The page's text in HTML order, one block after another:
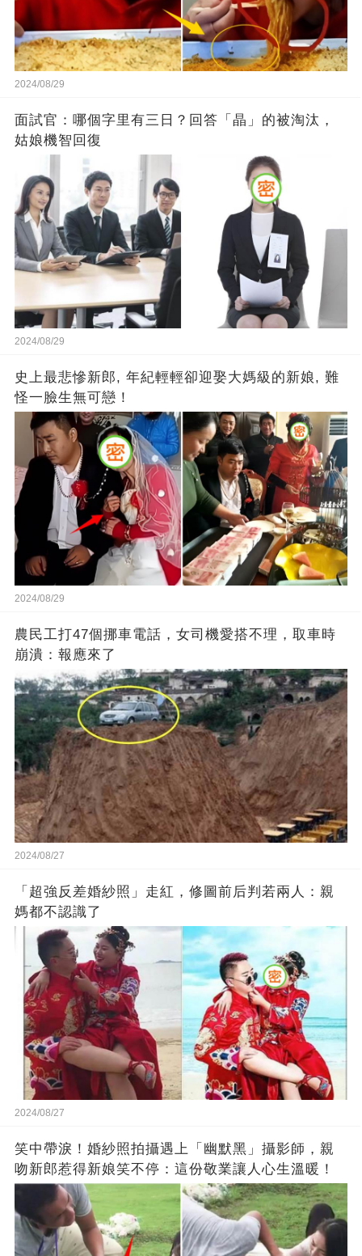
2024/08/29
面試官：哪個字里有三日？回答「晶」的被淘汰，
姑娘機智回復
2024/08/29
史上最悲慘新郎, 年紀輕輕卻迎娶大媽級的新娘, 難
怪一臉生無可戀！
2024/08/29
農民工打47個挪車電話，女司機愛搭不理，取車時
崩潰：報應來了
2024/08/27
「超強反差婚紗照」走紅，修圖前后判若兩人：親
媽都不認識了
2024/08/27
笑中帶淚！婚紗照拍攝遇上「幽默黑」攝影師，親
吻新郎惹得新娘笑不停：這份敬業讓人心生溫暖！